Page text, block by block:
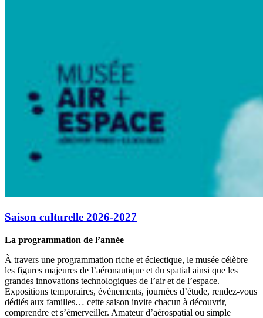
Saison culturelle 2026-2027
La programmation de l’année
À travers une programmation riche et éclectique, le musée célèbre
les figures majeures de l’aéronautique et du spatial ainsi que les
grandes innovations technologiques de l’air et de l’espace.
Expositions temporaires, événements, journées d’étude, rendez-vous
dédiés aux familles… cette saison invite chacun à découvrir,
comprendre et s’émerveiller. Amateur d’aérospatial ou simple